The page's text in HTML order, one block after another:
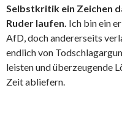
Selbstkritik ein Zeichen
Ruder laufen. Ich bin ein
AfD, doch andererseits
endlich von
leisten und überzeugende
Zeit abliefern.